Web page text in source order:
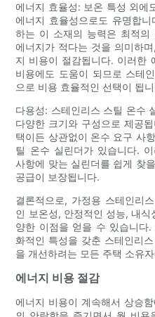
에너지 효율성: 보온 특성 외에
에너지 효율성으로도 유명합
하는 이 소재의 능력은 최적
에너지가 적다는 것을 의미하
지 비용이 절감됩니다. 이러한
비용에도 도움이 되므로 스테
으로 비용 효율적인 선택이 됩
다용성: 스테인리스 스틸 온수
다양한 크기와 구성으로 제공
택이든 상관없이 온수 요구 사
틸 온수 실린더가 있습니다.
사항에 맞는 실린더를 쉽게 찾
공급이 보장됩니다.
결론적으로, 가정용 스테인리
인 보온성, 안정적인 성능, 내
양한 이점을 얻을 수 있습니다
화적인 특성을 갖춘 스테인리
을 개선하려는 모든 주택 소유
에너지 비용 절감
에너지 비용이 계속해서 상승